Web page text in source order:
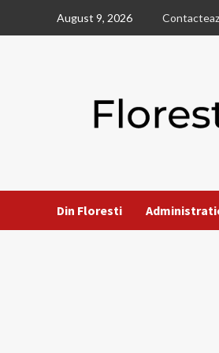
August 9, 2026
Din Floresti